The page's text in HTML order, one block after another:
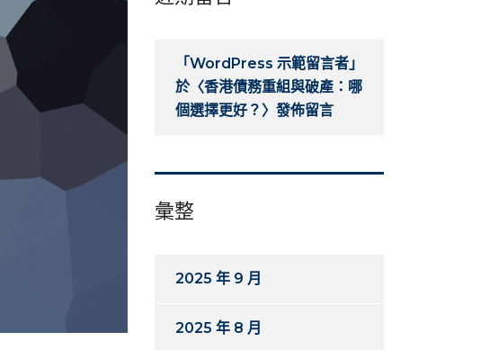
「WordPress 示範留言者 」
於〈香港債務重組與破產：哪
個選擇更好？ 〉發佈留言
彙整
2025 年 9 月
2025 年 8 月